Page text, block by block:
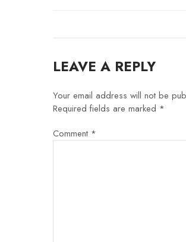
LEAVE A REPLY
Your email address will not be
Required fields are marked *
Comment *